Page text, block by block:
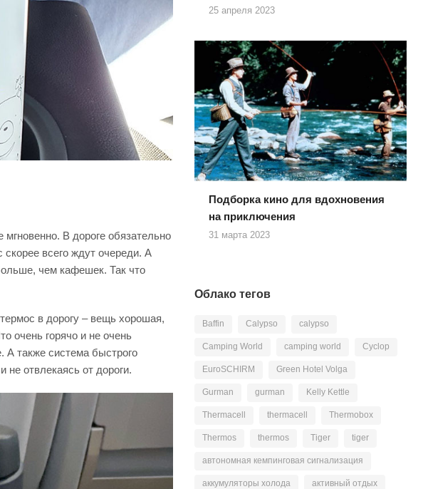
В дороге обязательно
всего ждут очереди. А
чем кафешек. Так что
в дорогу – вещь хорошая,
очень горячо и не очень
А также система быстрого
отвлекаясь от дороги.
25 апреля 2023
Подборка кино для вдохновения
на приключения
31 марта 2023
Облако тегов
Baffin Calypso calypso
Camping World camping world Cyclop
EuroSCHIRM Green Hotel Volga
Gurman gurman Kelly Kettle
Thermacell thermacell Thermobox
Thermos thermos Tiger tiger
автономная кемпинговая сигнализация
аккумуляторы холода активный отдых